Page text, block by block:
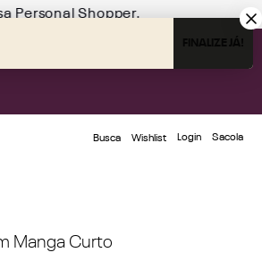
Personal Shopper.
Busca Wishlist Login
Manga Curto
FINALIZE JÁ!